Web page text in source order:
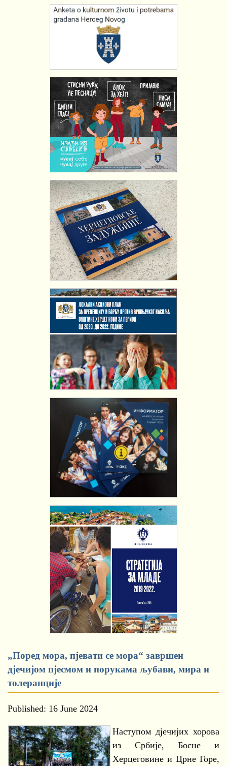
„Поред мора, пјевати се мора“ завршен
дјечијом пјесмом и порукама љубави, мира и
толеранције
Published: 16 June 2024
Наступом дјечијих хорова
из Србије, Босне и
Херцеговине и Црне Горе,